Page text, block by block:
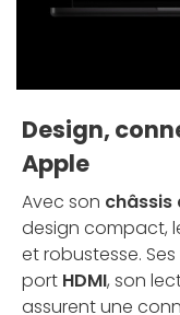
Design,
Apple
Avec son châssis
design compact,
et robustesse.
port HDMI, son
assurent une